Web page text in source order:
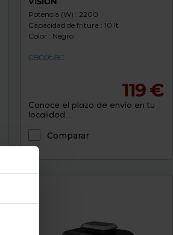
Potencia (W) : 2200
Capacidad de fritura : 10 lt
Color : Negro
119 €
Conoce el plazo de envío en tu
localidad...
Comparar